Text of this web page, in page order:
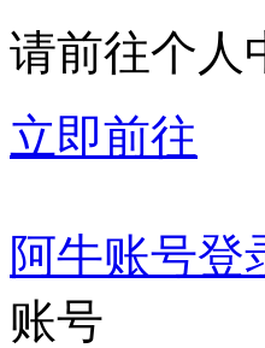
请前往个人
立即前往
阿牛账号登
账号